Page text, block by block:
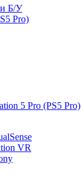
Б/У
Pro)
5 Pro (PS5 Pro)
VR